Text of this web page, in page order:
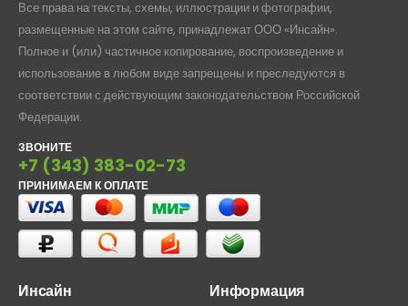
Все права на тексты, схемы, иллюстрации и фотографии,
размещенные на этом сайте, принадлежат ООО «Инсайн».
Полное и (или) частичное копирование, воспроизведение и
использование в любом виде запрещены и преследуются в
соответствии с действующим законодательством Российской
Федерации.
ЗВОНИТЕ
+7 (343) 383-02-73
ПРИНИМАЕМ К ОПЛАТЕ
Инсайн Информация